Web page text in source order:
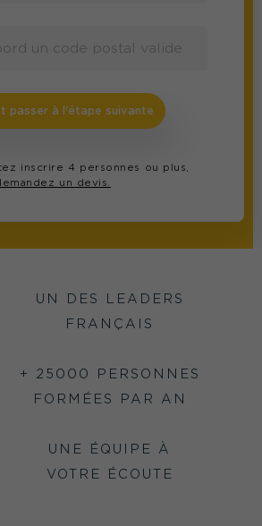
passer à l'étape suivante
inscrire 4 personnes ou plus,
un devis.
UN DES LEADERS
FRANÇAIS
+ 25000 PERSONNES
FORMÉES PAR AN
UNE ÉQUIPE À
VOTRE ÉCOUTE